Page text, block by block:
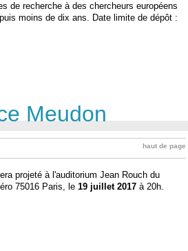
de recherche à des chercheurs européens
moins de dix ans. Date limite de dépôt :
Meudon
haut de page
projeté à l'auditorium Jean Rouch du
75016 Paris, le 19 juillet 2017 à 20h.